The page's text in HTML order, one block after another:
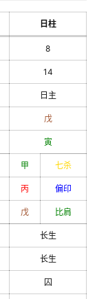
日柱
8
14
日主
戊
寅
甲 七杀
丙 偏印
戊 比肩
长生
长生
囚